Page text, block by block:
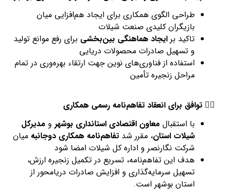
طراحی الگوی همکاری برای ایجاد هم‌افزایی میان
بازیگران کلیدی صنعت شیلات
تاکید برایجاد هماهنگی بین‌بخشی برای رفع موانع تولید
و تسهیل صادرات محصولات دریایی
استفاده از فناوری‌های نوین جهت ارتقاء بهره‌وری در تمام
مراحل زنجیره تأمین
۳️⃣ توافق برای انعقاد تفاهم‌نامه رسمی همکاری
با استقبال معاون اقتصادی استانداری بوشهر و مدیرکل
شیلات استان، مقرر شدتفاهم‌نامه همکاری دوجانبه میان
شرکت نگارنصر و اداره کل شیلات امضا شود
هدف این تفاهم‌نامه، تسریع در تکمیل زنجیره ارزش،
تسهیل سرمایه‌گذاری و افزایش صادرات دریامحور از
استان بوشهر است.